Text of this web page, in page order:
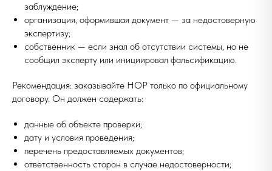
заблуждение;
организация, оформившая документ — за недостоверную
экспертизу;
собственник — если знал об отсутствии системы, но не
сообщил эксперту или инициировал фальсификацию.
Рекомендация: заказывайте НОР только по официальному
договору. Он должен содержать:
данные об объекте проверки;
дату и условия проведения;
перечень предоставляемых документов;
ответственность сторон в случае недостоверности;